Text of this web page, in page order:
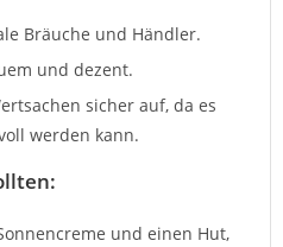
Bräuche und Händler.
und dezent.
sicher auf, da es
werden kann.
:
und einen Hut,